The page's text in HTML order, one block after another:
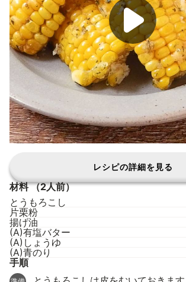
レシピの詳細を見る
材料（2人前）
とうもろこし
片栗粉
揚げ油
(A)有塩バター
(A)しょうゆ
(A)青のり
手順